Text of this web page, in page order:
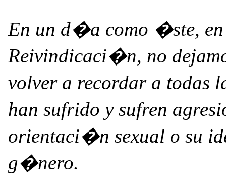
En un d�a como �ste,
Reivindicaci�n, no
volver a recordar a todas
han sufrido y sufren
orientaci�n sexual o su
g�nero.